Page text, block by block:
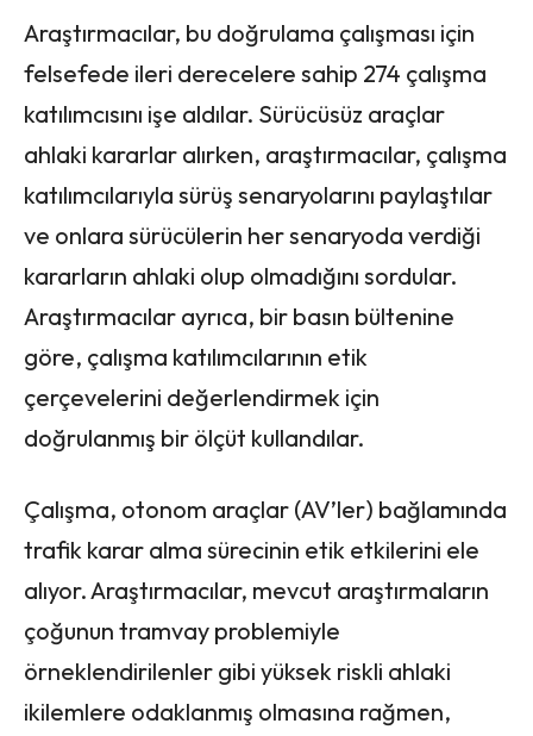
Araştırmacılar, bu doğrulama çalışması için
felsefede ileri derecelere sahip 274 çalışma
katılımcısını işe aldılar. Sürücüsüz araçlar
ahlaki kararlar alırken, araştırmacılar, çalışma
katılımcılarıyla sürüş senaryolarını paylaştılar
ve onlara sürücülerin her senaryoda verdiği
kararların ahlaki olup olmadığını sordular.
Araştırmacılar ayrıca, bir basın bültenine
göre, çalışma katılımcılarının etik
çerçevelerini değerlendirmek için
doğrulanmış bir ölçüt kullandılar.
Çalışma, otonom araçlar (AV’ler) bağlamında
trafik karar alma sürecinin etik etkilerini ele
alıyor. Araştırmacılar, mevcut araştırmaların
çoğunun tramvay problemiyle
örneklendirilenler gibi yüksek riskli ahlaki
ikilemlere odaklanmış olmasına rağmen,